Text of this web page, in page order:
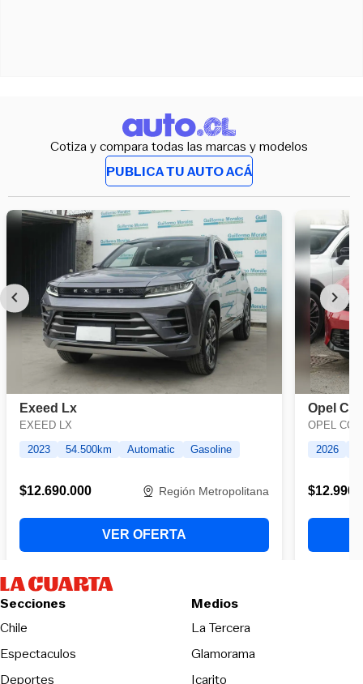
Cotiza y compara todas las marcas y modelos
PUBLICA TU AUTO ACÁ
Secciones
Chile
Espectaculos
Deportes
Medios
La Tercera
Glamorama
Icarito